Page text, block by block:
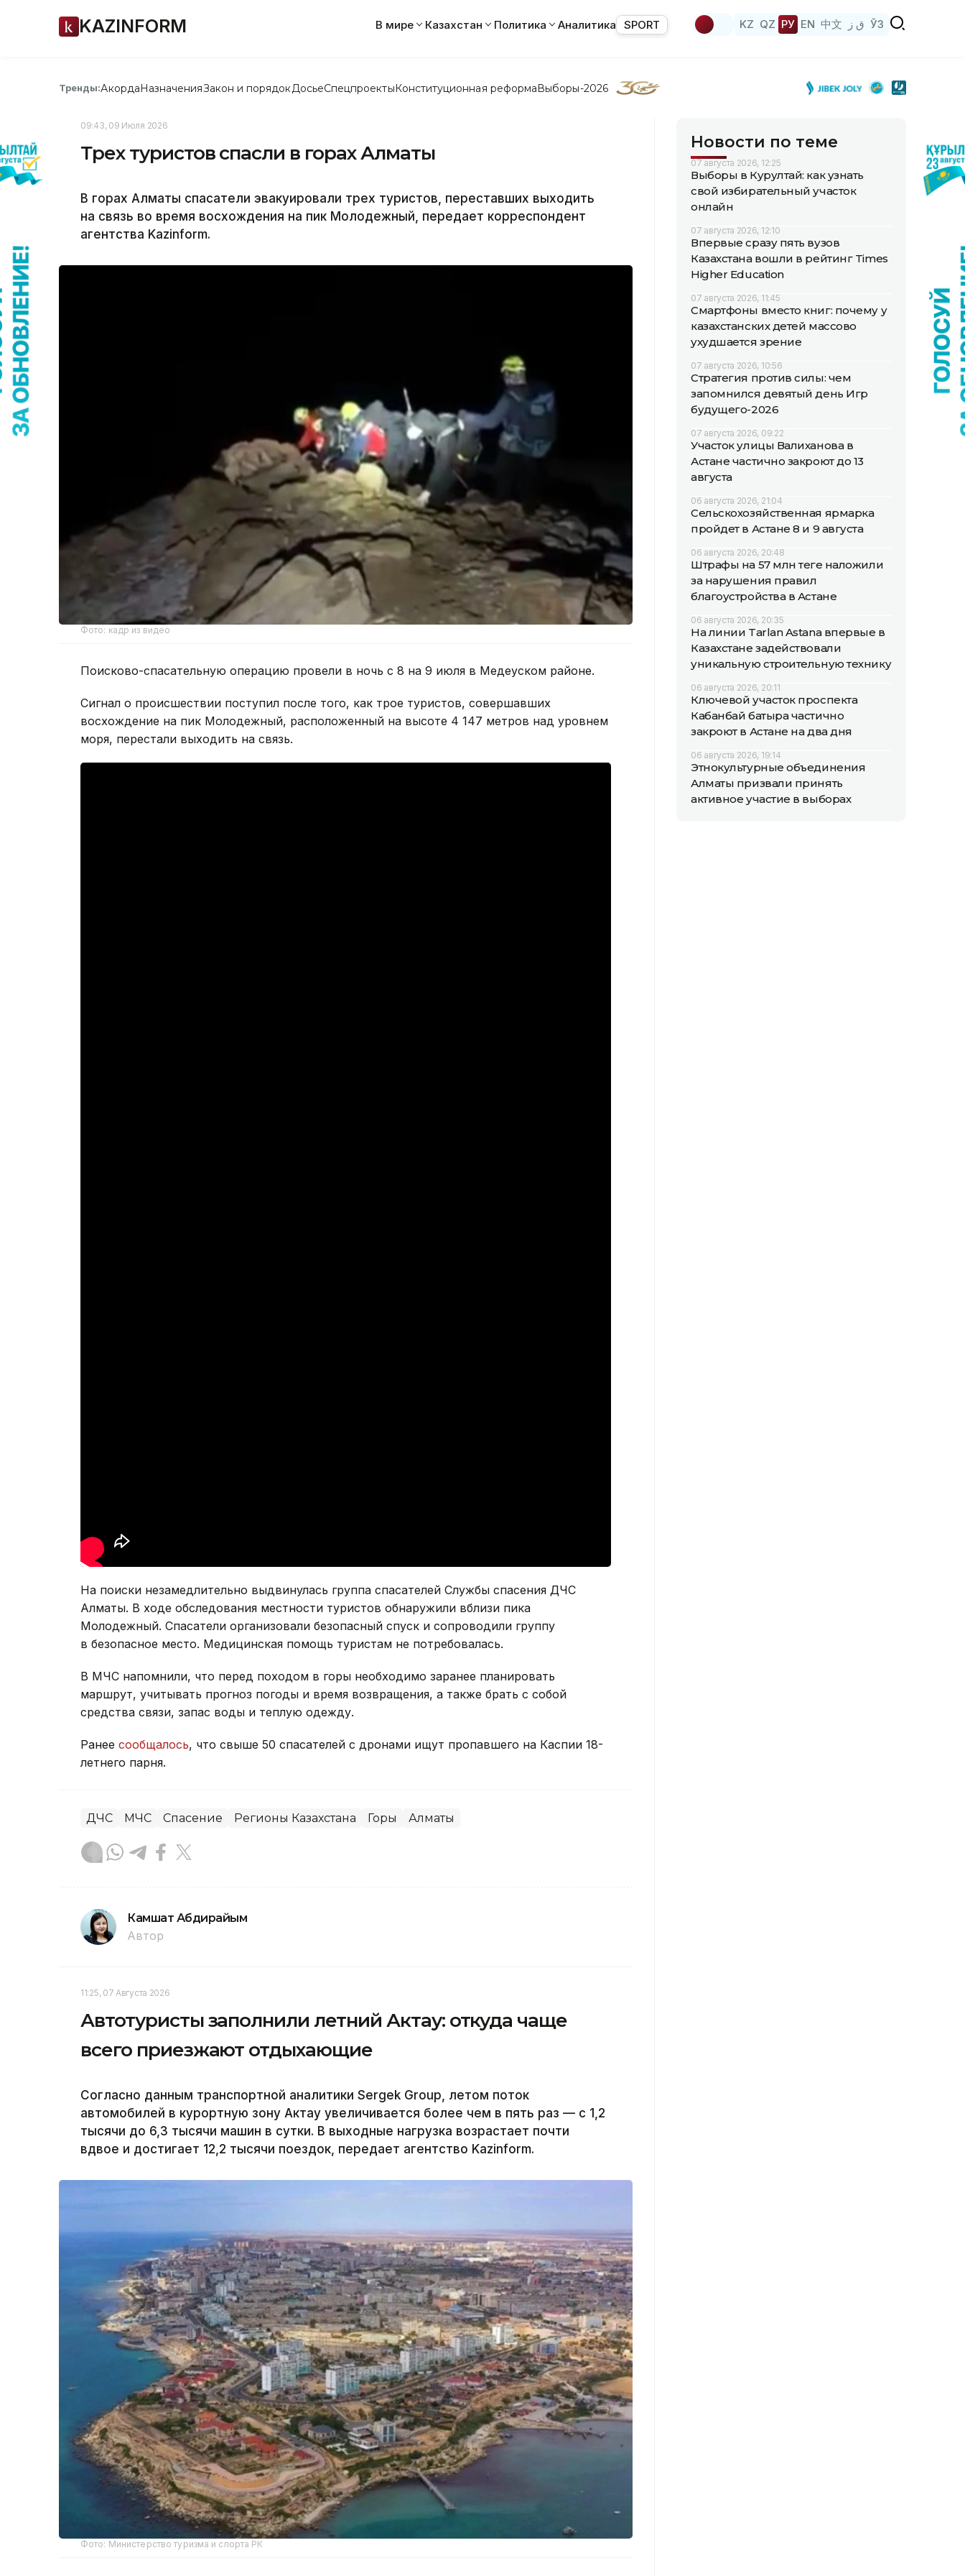
KAZINFORM В мире Казахстан Политика Аналитика SPORT KZ QZ РУ EN 中文 ق ز ЎЗ
Тренды:АкордаНазначенияЗакон и порядок ДосьеСпецпроектыКонституционная реформаВыборы-2026
09:43, 09 Июля 2026
Трех туристов спасли в горах Алматы
В горах Алматы спасатели эвакуировали трех туристов, переставших выходить
на связь во время восхождения на пик Молодежный, передает корреспондент
агентства Kazinform.
Фото: кадр из видео
Поисково-спасательную операцию провели в ночь с 8 на 9 июля в Медеуском районе.
Сигнал о происшествии поступил после того, как трое туристов, совершавших
восхождение на пик Молодежный, расположенный на высоте 4 147 метров над уровнем
моря, перестали выходить на связь.
На поиски незамедлительно выдвинулась группа спасателей Службы спасения ДЧС
Алматы. В ходе обследования местности туристов обнаружили вблизи пика
Молодежный. Спасатели организовали безопасный спуск и сопроводили группу
в безопасное место. Медицинская помощь туристам не потребовалась.
В МЧС напомнили, что перед походом в горы необходимо заранее планировать
маршрут, учитывать прогноз погоды и время возвращения, а также брать с собой
средства связи, запас воды и теплую одежду.
Ранее сообщалось, что свыше 50 спасателей с дронами ищут пропавшего на Каспии 18-
летнего парня.
ДЧС МЧС Спасение Регионы Казахстана Горы Алматы
Камшат Абдирайым
Автор
11:25, 07 Августа 2026
Автотуристы заполнили летний Актау: откуда чаще
всего приезжают отдыхающие
Согласно данным транспортной аналитики Sergek Group, летом поток
автомобилей в курортную зону Актау увеличивается более чем в пять раз — с 1,2
тысячи до 6,3 тысячи машин в сутки. В выходные нагрузка возрастает почти
вдвое и достигает 12,2 тысячи поездок, передает агентство Kazinform.
Фото: Министерство туризма и спорта РК
Новости по теме
07 августа 2026, 12:25
Выборы в Курултай: как узнать
свой избирательный участок
онлайн
07 августа 2026, 12:10
Впервые сразу пять вузов
Казахстана вошли в рейтинг Times
Higher Education
07 августа 2026, 11:45
Смартфоны вместо книг: почему у
казахстанских детей массово
ухудшается зрение
07 августа 2026, 10:56
Стратегия против силы: чем
запомнился девятый день Игр
будущего-2026
07 августа 2026, 09:22
Участок улицы Валиханова в
Астане частично закроют до 13
августа
06 августа 2026, 21:04
Сельскохозяйственная ярмарка
пройдет в Астане 8 и 9 августа
06 августа 2026, 20:48
Штрафы на 57 млн теңге наложили
за нарушения правил
благоустройства в Астане
06 августа 2026, 20:35
На линии Tarlan Astana впервые в
Казахстане задействовали
уникальную строительную технику
06 августа 2026, 20:11
Ключевой участок проспекта
Кабанбай батыра частично
закроют в Астане на два дня
06 августа 2026, 19:14
Этнокультурные объединения
Алматы призвали принять
активное участие в выборах